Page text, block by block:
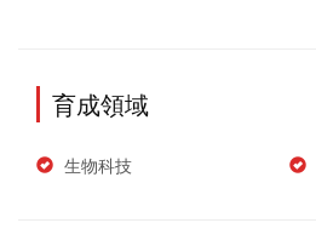
育成領域
生物科技